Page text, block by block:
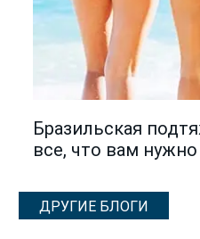
Бразильская
все, что вам нужно
ДРУГИЕ БЛОГИ